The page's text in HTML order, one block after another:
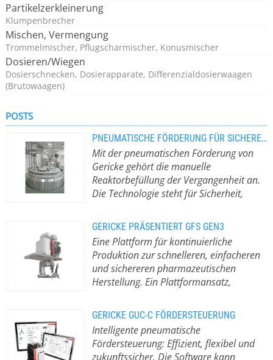
Partikelzerkleinerung
Klumpenbrecher
Mischen, Vermengung
Trommelmischer, Pflugscharmischer, Konusmischer
Dosieren/Wiegen
Dosierschnecken, Dosierapparate, Differenzialdosierwaagen
(Brutowaagen)
POSTS
PNEUMATISCHE FÖRDERUNG FÜR SICHERE UND EFFIZIENTE REAKTORBEFÜLLUNG
Mit der pneumatischen Förderung von
Gericke gehört die manuelle
Reaktorbefüllung der Vergangenheit an.
Die Technologie steht für Sicherheit,
setzt neue Standards in der industriellen
Produktion.Die pneumatische
Förderung eröffnet viele
Möglichkeiten für die sichere und
automatisierte Befüllung von
Reaktoren in der chemischen und
Mit dieser Technologie werden
Schüttgüter wie Pulver, Granulate
oder Mischungen zuverlässig und
ohne manuelle Eingriffe in Rührkessel
GERICKE PRÄSENTIERT GFS GEN3
Eine Plattform für kontinuierliche
Produktion zur schnelleren, einfacheren
und sichereren pharmazeutischen
Herstellung. Ein Plattformansatz,
regelkonformer Produktion von
klinischen Studien bis hin zur
Langzeitproduktion.Gericke hat heute
die Markteinführung des Gericke
GERICKE GUC-C FÖRDERSTEUERUNG
Intelligente pneumatische
Fördersteuerung: Effizient, flexibel und
zukunftssicher. Die Software kann